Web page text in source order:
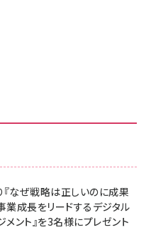
なぜ戦略は正しいのに成果
業成長をリードするデジタル
メント』を3名様にプレゼント